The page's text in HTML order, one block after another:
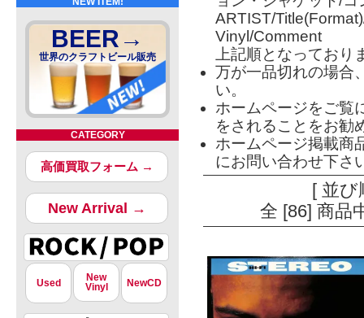
BEER→
世界のクラフトビール販売
CATEGORY
高価買取フォーム →
New Arrival →
Used
New
Vinyl
NewCD
ARTIST/
Vinyl/Comment
上記順となっており
万が一品切れの場合
い。
ホームページをご覧
をされることをお勧
ホームページ掲載商
にお問い合わせ下さ
[ 並
全 [86] 商